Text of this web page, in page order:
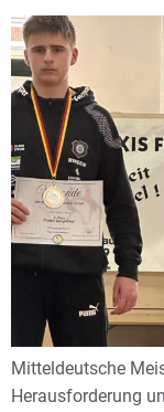
Mitteldeutsche
Herausforderung